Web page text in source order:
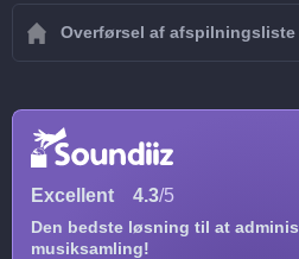
Overførsel af afspilningsliste
Excellent 4.3/5
Den bedste løsning til at
musiksamling!